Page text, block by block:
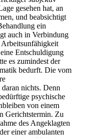
gesehen hat, an
und beabsichtigt
ein
auch in Verbindung
Entschuldigung
es zumindest der
bedurft. Die vom
nichts. Denn
psychische
von einem
Gerichtstermin. Zu
des Angeklagten
einer ambulanten